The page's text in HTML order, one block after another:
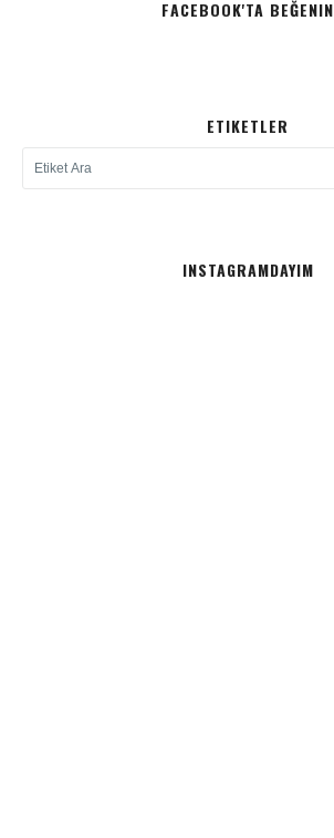
FACEBOOK'TA BEĞENIN
ETIKETLER
INSTAGRAMDAYIM